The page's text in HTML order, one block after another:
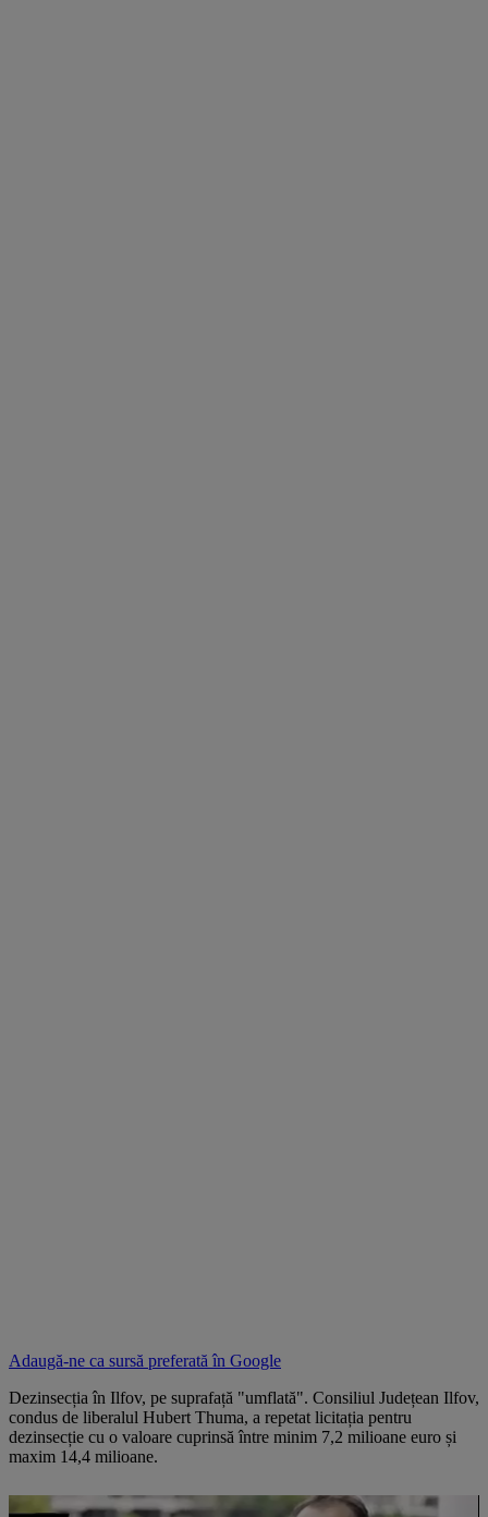
Adaugă-ne ca sursă preferată în Google
Dezinsecția în Ilfov, pe suprafață "umflată". Consiliul Județean Ilfov,
condus de liberalul Hubert Thuma, a repetat licitația pentru
dezinsecție cu o valoare cuprinsă între minim 7,2 milioane euro și
maxim 14,4 milioane.